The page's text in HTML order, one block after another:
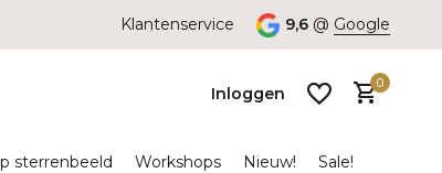
Klantenservice 9,6 @ Google
Inloggen
0
sterrenbeeld Workshops Nieuw! Sale!